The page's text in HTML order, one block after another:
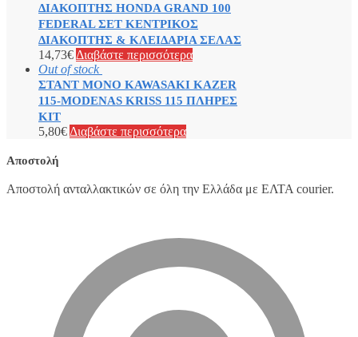
ΔΙΑΚΟΠΤΗΣ HONDA GRAND 100
FEDERAL ΣΕΤ ΚΕΝΤΡΙΚΟΣ
ΔΙΑΚΟΠΤΗΣ & ΚΛΕΙΔΑΡΙΑ ΣΕΛΑΣ
14,73€ Διαβάστε περισσότερα
Out of stock
ΣΤΑΝT ΜΟΝΟ KAWASAKI KAZER
115-MODENAS KRISS 115 ΠΛΗΡΕΣ
ΚΙΤ
5,80€ Διαβάστε περισσότερα
Αποστολή
Αποστολή ανταλλακτικών σε όλη την Ελλάδα με ΕΛΤΑ courier.